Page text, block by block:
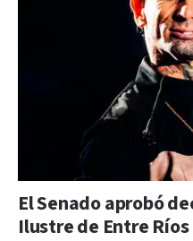
El Senado aprobó
Ilustre de Entre